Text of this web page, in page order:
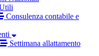
Consulenza contabile e
Settimana allattamento